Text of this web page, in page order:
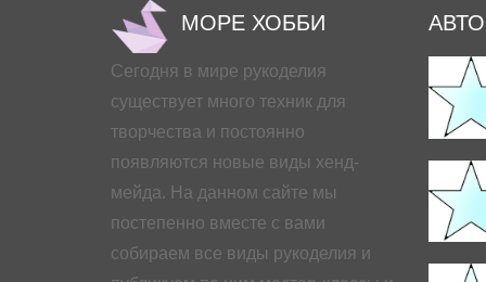
МОРЕ ХОББИ
Сегодня в мире рукоделия
существует много техник для
творчества и постоянно
появляются новые виды хенд-
мейда. На данном сайте мы
постепенно вместе с вами
собираем все виды рукоделия и